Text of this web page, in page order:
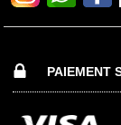
PAIEMENT